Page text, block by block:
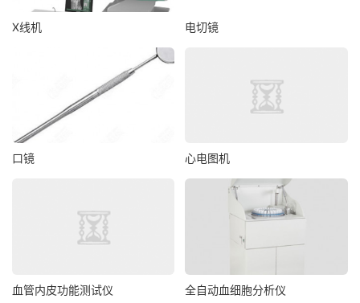
X线机 电切镜
口镜 心电图机
血管内皮功能测试仪 全自动血细胞分析仪